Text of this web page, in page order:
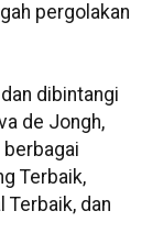
pergolakan
dibintangi
de Jongh,
Terbaik,
Terbaik, dan